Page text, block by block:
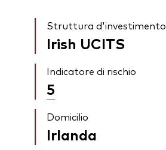
Struttura d'investimento
Irish UCITS
Indicatore di rischio
5
Domicilio
Irlanda